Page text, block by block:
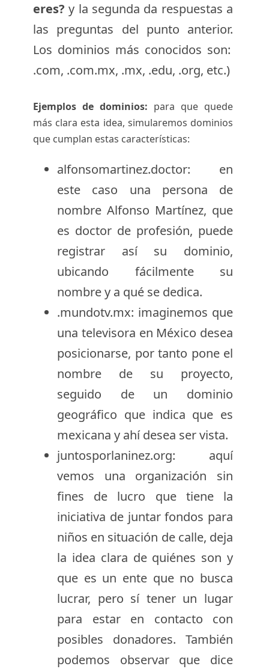
eres? y la segunda da respuestas a
las preguntas del punto anterior.
Los dominios más conocidos son:
.com, .com.mx, .mx, .edu, .org, etc.)
Ejemplos de dominios: para que quede
más clara esta idea, simularemos dominios
que cumplan estas características:
alfonsomartinez.doctor: en
este caso una persona de
nombre Alfonso Martínez, que
es doctor de profesión, puede
registrar así su dominio,
ubicando fácilmente su
nombre y a qué se dedica.
.mundotv.mx: imaginemos que
una televisora en México desea
posicionarse, por tanto pone el
nombre de su proyecto,
seguido de un dominio
geográfico que indica que es
mexicana y ahí desea ser vista.
juntosporlaninez.org: aquí
vemos una organización sin
fines de lucro que tiene la
iniciativa de juntar fondos para
niños en situación de calle, deja
la idea clara de quiénes son y
que es un ente que no busca
lucrar, pero sí tener un lugar
para estar en contacto con
posibles donadores. También
podemos observar que dice